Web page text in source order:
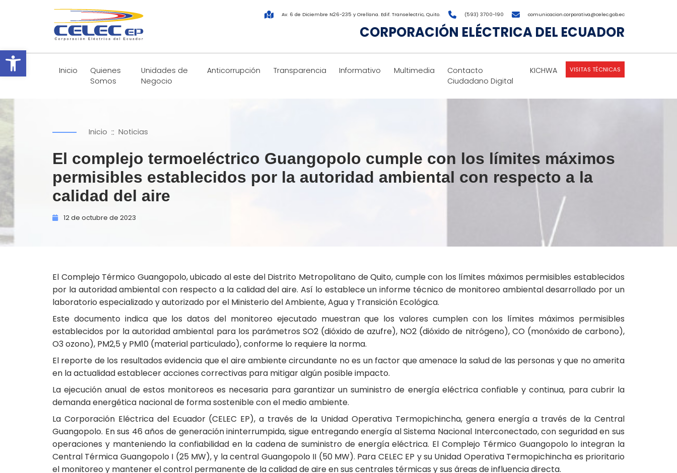
Abrir barra de herramientas
Av. 6 de Diciembre N26-235 y Orellana. Edif. Transelectric, Quito. (593) 3700-190 comunicacion.corporativa@celec.gob.ec
CORPORACIÓN ELÉCTRICA DEL ECUADOR
Inicio
Quienes
Somos
Unidades de
Negocio
Anticorrupción Transparencia Informativo Multimedia
Contacto
Ciudadano Digital
KICHWA VISITAS TÉCNICAS
Inicio :: Noticias
El complejo termoeléctrico Guangopolo cumple con los límites máximos
permisibles establecidos por la autoridad ambiental con respecto a la
calidad del aire
12 de octubre de 2023
El Complejo Térmico Guangopolo, ubicado al este del Distrito Metropolitano de Quito, cumple con los límites máximos permisibles establecidos
por la autoridad ambiental con respecto a la calidad del aire. Así lo establece un informe técnico de monitoreo ambiental desarrollado por un
laboratorio especializado y autorizado por el Ministerio del Ambiente, Agua y Transición Ecológica.
Este documento indica que los datos del monitoreo ejecutado muestran que los valores cumplen con los límites máximos permisibles
establecidos por la autoridad ambiental para los parámetros SO2 (dióxido de azufre), NO2 (dióxido de nitrógeno), CO (monóxido de carbono),
O3 ozono), PM2,5 y PM10 (material particulado), conforme lo requiere la norma.
El reporte de los resultados evidencia que el aire ambiente circundante no es un factor que amenace la salud de las personas y que no amerita
en la actualidad establecer acciones correctivas para mitigar algún posible impacto.
La ejecución anual de estos monitoreos es necesaria para garantizar un suministro de energía eléctrica confiable y continua, para cubrir la
demanda energética nacional de forma sostenible con el medio ambiente.
La Corporación Eléctrica del Ecuador (CELEC EP), a través de la Unidad Operativa Termopichincha, genera energía a través de la Central
Guangopolo. En sus 46 años de generación ininterrumpida, sigue entregando energía al Sistema Nacional Interconectado, con seguridad en sus
operaciones y manteniendo la confiabilidad en la cadena de suministro de energía eléctrica. El Complejo Térmico Guangopolo lo integran la
Central Térmica Guangopolo I (25 MW), y la central Guangopolo II (50 MW). Para CELEC EP y su Unidad Operativa Termopichincha es prioritario
el monitoreo y mantener el control permanente de la calidad de aire en sus centrales térmicas y sus áreas de influencia directa.